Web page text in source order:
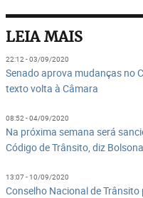
LEIA MAIS
22:12 - 03/09/2020
Senado aprova mudanças no
texto volta à Câmara
08:52 - 04/09/2020
Na próxima semana será
Código de Trânsito, diz
13:07 - 10/09/2020
Conselho Nacional de